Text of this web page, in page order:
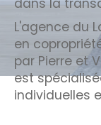
L'agence du
en
par Pierre et
est
individuelles
Budget
Budget
Surface
Surface